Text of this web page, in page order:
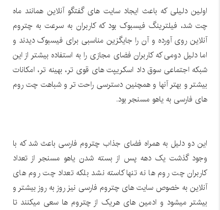
اولین دلیلی که باعث ایجاد سایت های گفتگو آنلاین همانند ماه
چت شد، فیلترینگ فیسبوک بود که کاربران به سرعت به چتروم
آنلاین روی آورده و آن را جایگزین مناسبی برای فیسبوک دیدند و
اما دلیل دومی که کاربران فضای مجازی را به استفاده بیشتر از این
شبکه اجتماعی سوق داد اسکریپت های قوی تر، بهینه تر، امکانات
بیشتر و بهتر آنها و همچنین دسترسی راحت تر و شباهت چت روم
های فارسی به یاهو مسنجر بود.
این دو دلیل به همراه فضای جذاب چتروم فارسی باعث شد که با
وجود گذشت یک دهه پس از بسته شدن یاهو مسنجر از تعداد
کاربران چت روم ها نه تنها کاسته نشد بلکه تعداد چت روم های
آنلاین به خصوص سایت های چتروم فارسی نیز روز به روز بیشتر و
بیشتر میشود و ادمین های هریک از چتروم ها سعی میکنند تا